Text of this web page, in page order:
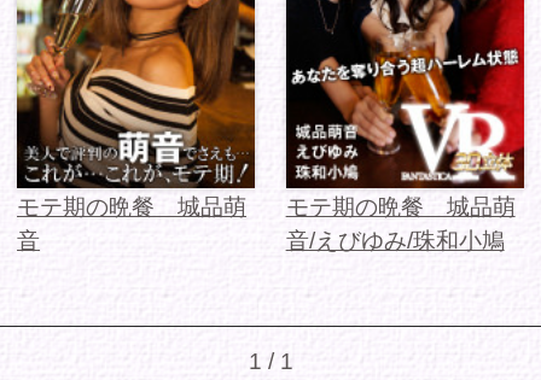
モテ期の晩餐 城品萌
音
モテ期の晩餐 城品萌
音/えびゆみ/珠和小鳩
1 / 1